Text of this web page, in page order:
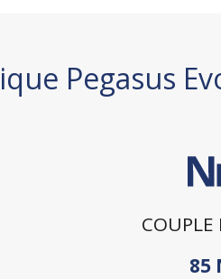
Pegasus
85